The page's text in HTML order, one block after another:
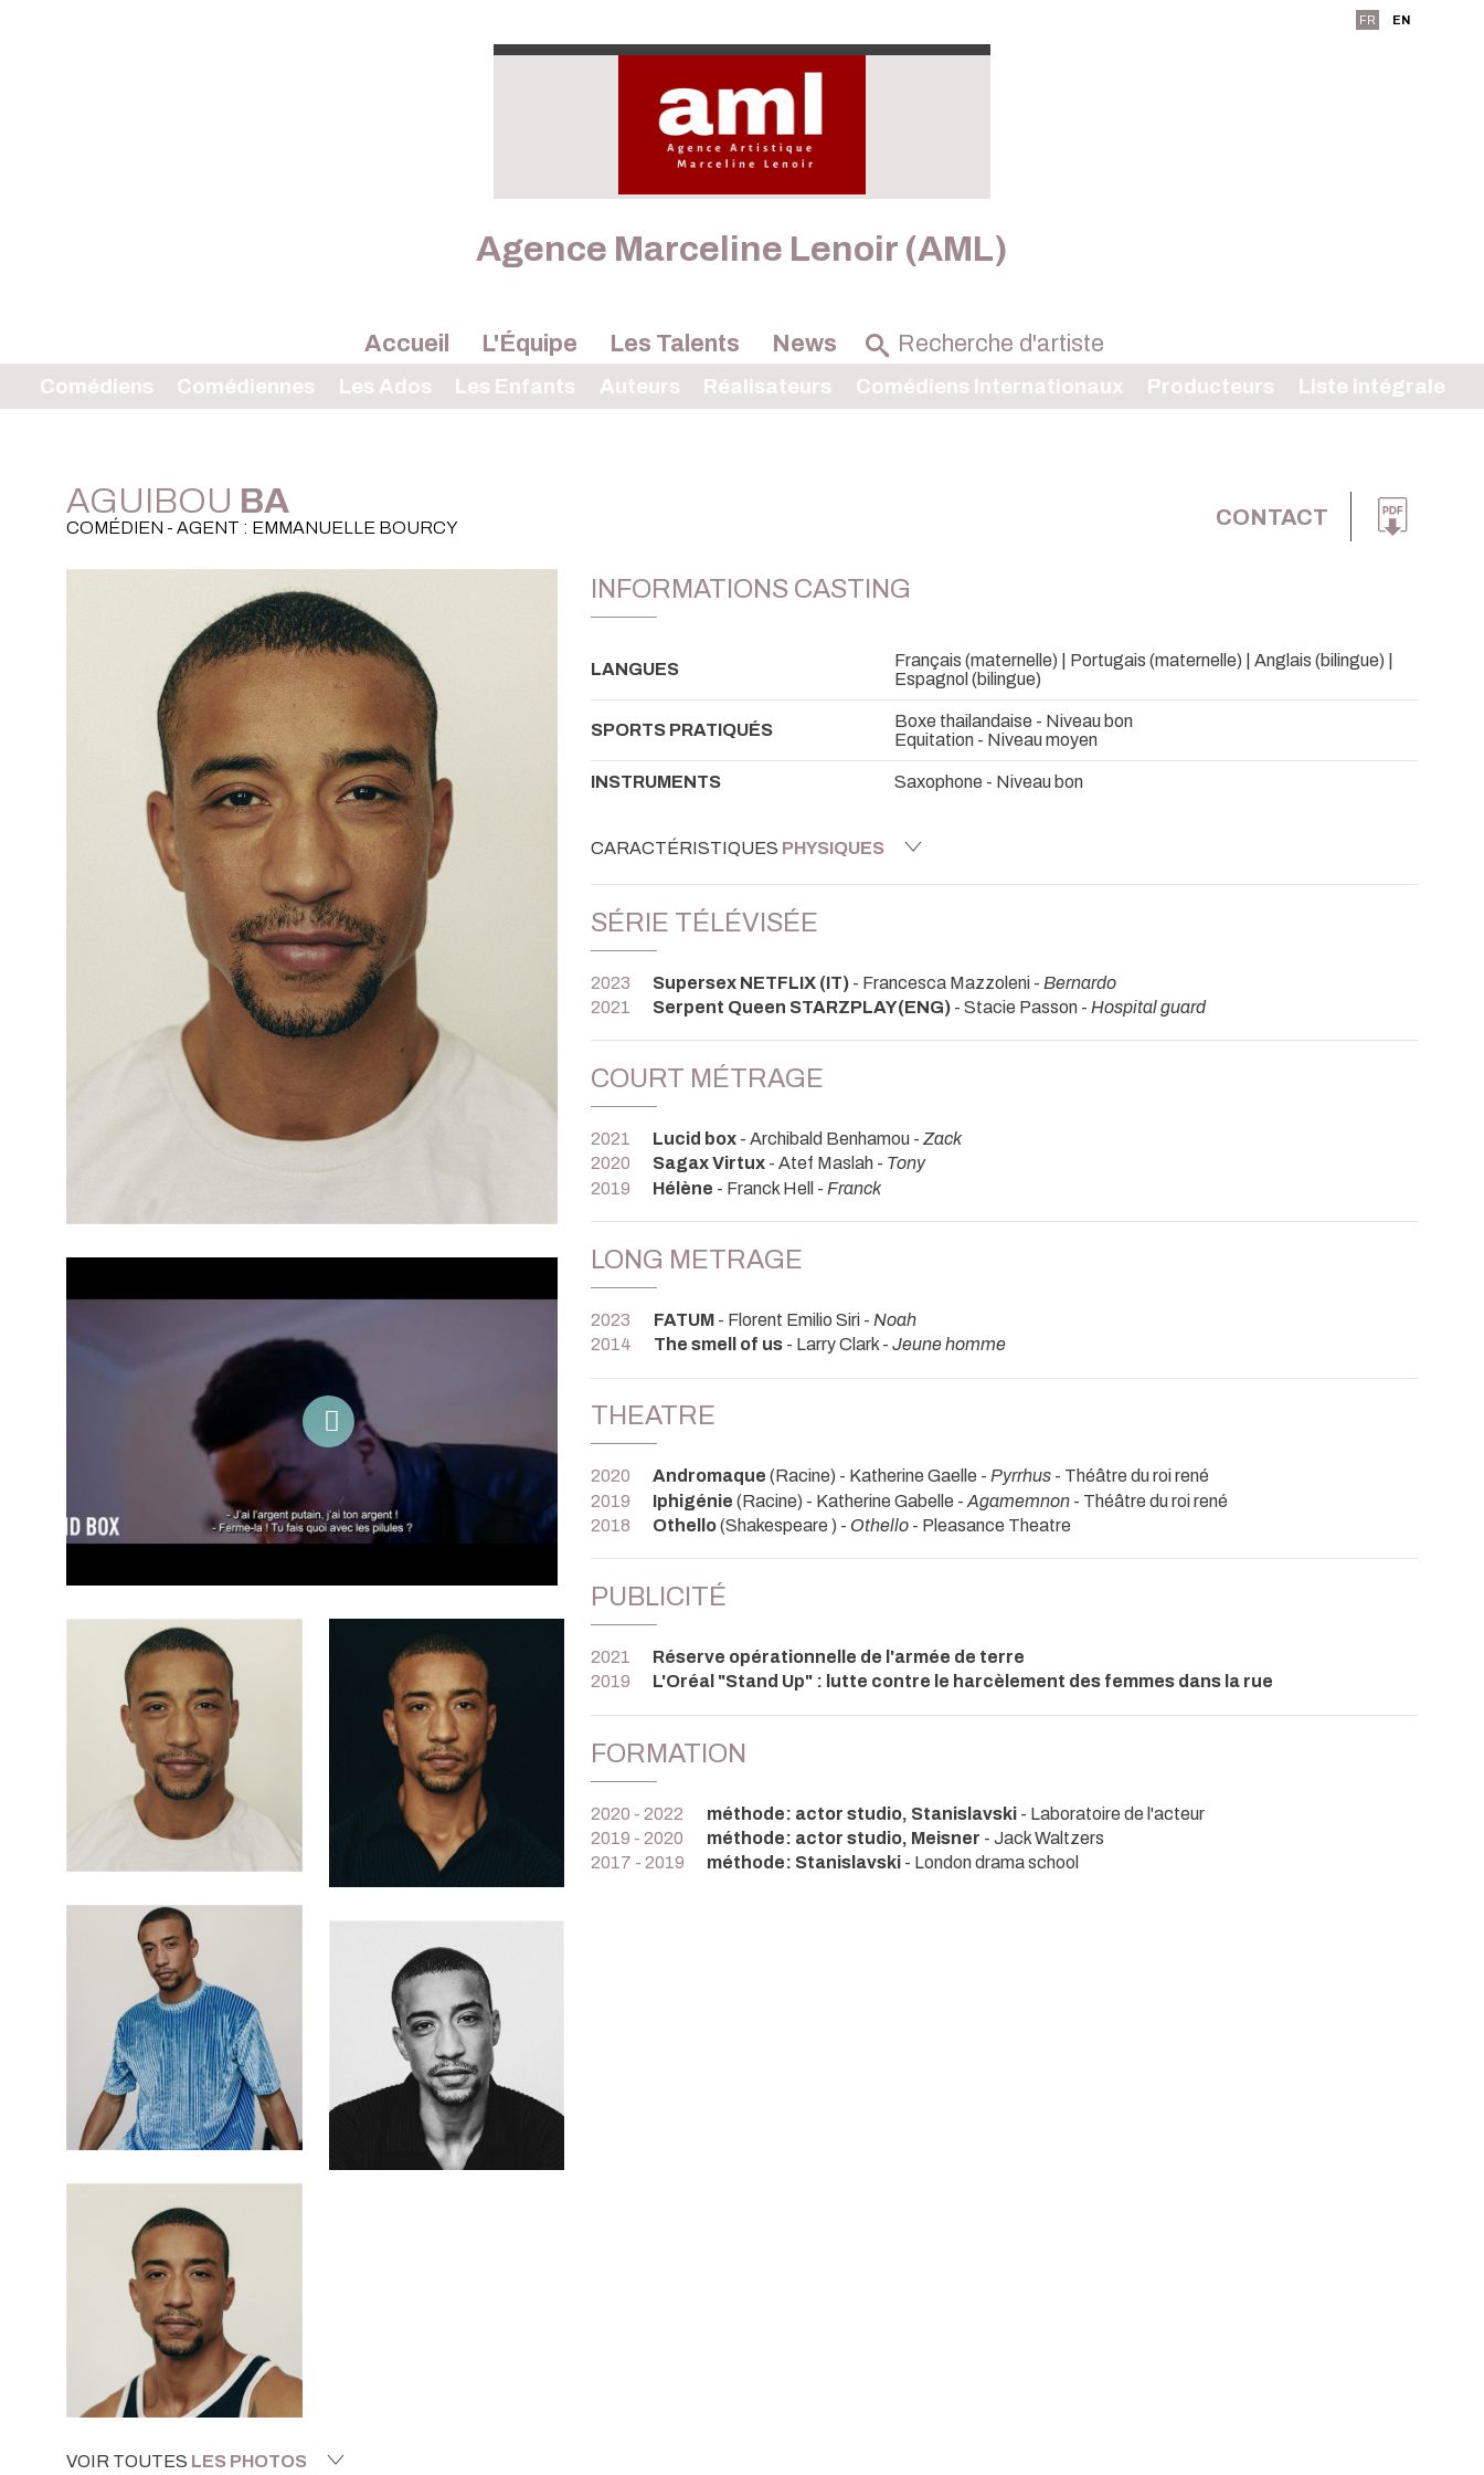
FR EN
Agence Marceline Lenoir (AML)
Accueil L'Équipe Les Talents
Comédiens Comédiennes Les Ados Les Enfants Auteurs Réalisateurs Comédiens Internationaux Producteurs Liste intégrale
News
AGUIBOU BA
COMÉDIEN - AGENT : EMMANUELLE BOURCY CONTACT
VOIR TOUTES LES PHOTOS
INFORMATIONS CASTING
LANGUES
Français (maternelle) | Portugais (maternelle) | Anglais (bilingue) |
Espagnol (bilingue)
SPORTS PRATIQUÉS
Boxe thailandaise - Niveau bon
Equitation - Niveau moyen
INSTRUMENTS Saxophone - Niveau bon
CARACTÉRISTIQUES PHYSIQUES
SÉRIE TÉLÉVISÉE
2023 Supersex NETFLIX (IT) - Francesca Mazzoleni - Bernardo
2021
Serpent Queen STARZPLAY(ENG) - Stacie Passon - Hospital guard
COURT MÉTRAGE
2021 Lucid box - Archibald Benhamou - Zack
2020
Sagax Virtux - Atef Maslah - Tony
2019
Hélène - Franck Hell - Franck
LONG METRAGE
2023 FATUM - Florent Emilio Siri - Noah
2014
The smell of us - Larry Clark - Jeune homme
THEATRE
2020 Andromaque (Racine) - Katherine Gaelle - Pyrrhus - Théâtre du roi rené
2019
Iphigénie (Racine) - Katherine Gabelle - Agamemnon - Théâtre du roi rené
2018
Othello(Shakespeare ) - Othello - Pleasance Theatre
PUBLICITÉ
2021
Réserve opérationnelle de l'armée de terre
2019
L'Oréal "Stand Up" : lutte contre le harcèlement des femmes dans la rue
FORMATION
2020 - 2022 méthode: actor studio, Stanislavski - Laboratoire de l'acteur
2019 - 2020
méthode: actor studio, Meisner - Jack Waltzers
2017 - 2019
méthode: Stanislavski - London drama school